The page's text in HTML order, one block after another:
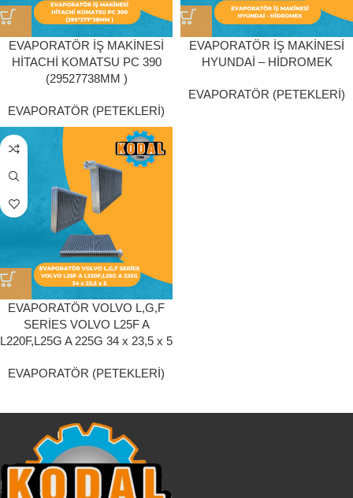
EVAPORATÖR İŞ MAKİNESİ
HİTACHİ KOMATSU PC 390
(29527738MM )
EVAPORATÖR (PETEKLERİ)
EVAPORATÖR İŞ MAKİNESİ
HYUNDAİ – HİDROMEK
EVAPORATÖR (PETEKLERİ)
EVAPORATÖR VOLVO L,G,F
SERİES VOLVO L25F A
L220F,L25G A 225G 34 x 23,5 x 5
EVAPORATÖR (PETEKLERİ)